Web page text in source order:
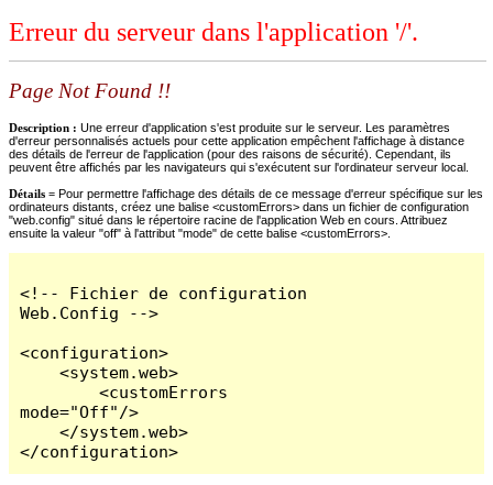
Erreur du serveur dans l'application '/'.
Page Not Found !!
Description : Une erreur d'application s'est produite sur le serveur. Les paramètres
d'erreur personnalisés actuels pour cette application empêchent l'affichage à distance
des détails de l'erreur de l'application (pour des raisons de sécurité). Cependant, ils
peuvent être affichés par les navigateurs qui s'exécutent sur l'ordinateur serveur local.
Détails = Pour permettre l'affichage des détails de ce message d'erreur spécifique sur les
ordinateurs distants, créez une balise <customErrors> dans un fichier de configuration
"web.config" situé dans le répertoire racine de l'application Web en cours. Attribuez
ensuite la valeur "off" à l'attribut "mode" de cette balise <customErrors>.
<!-- Fichier de configuration
Web.Config -->
<configuration>
    <system.web>
        <customErrors
mode="Off"/>
    </system.web>
</configuration>